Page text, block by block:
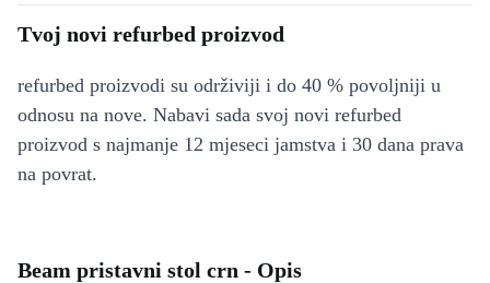
Tvoj novi refurbed proizvod
refurbed proizvodi su održiviji i do 40 % povoljniji u
odnosu na nove. Nabavi sada svoj novi refurbed
proizvod s najmanje 12 mjeseci jamstva i 30 dana prava
na povrat.
Beam pristavni stol crn - Opis